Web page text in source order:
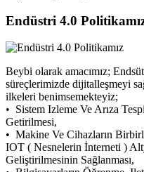
Endüstri 4.0
Beybi olarak amacımız;
süreçlerimizde dijitalleşmeyi
ilkeleri benimsemekteyiz;
• Sistem Izleme Ve Arıza
Getirilmesi,
• Makine Ve Cihazların
IOT ( Nesnelerin İnterneti )
Geliştirilmesinin Sağlanması,